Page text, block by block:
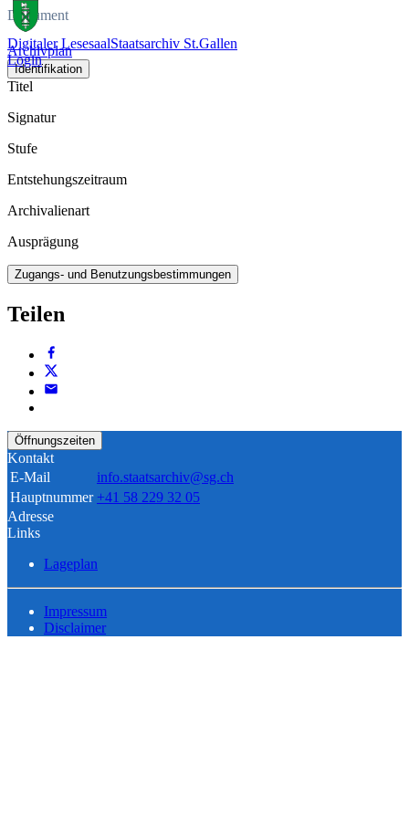
Digitaler LesesaalStaatsarchiv St.Gallen
Login
Dokument
Archivplan
Identifikation
Titel
Signatur
Stufe
Entstehungszeitraum
Archivalienart
Ausprägung
Zugangs- und Benutzungsbestimmungen
Teilen
Öffnungszeiten
Kontakt
E-Mail
info.staatsarchiv@sg.ch
Hauptnummer +41 58 229 32 05
Adresse
Links
Lageplan
Impressum
Disclaimer